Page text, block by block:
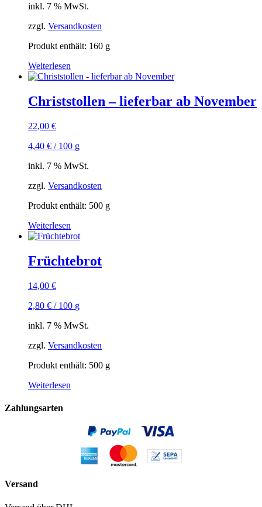
inkl. 7 % MwSt.
zzgl. Versandkosten
Produkt enthält: 160 g
Weiterlesen
Christstollen – lieferbar ab November
22,00 €
4,40 € / 100 g
inkl. 7 % MwSt.
zzgl. Versandkosten
Produkt enthält: 500 g
Weiterlesen
Früchtebrot
14,00 €
2,80 € / 100 g
inkl. 7 % MwSt.
zzgl. Versandkosten
Produkt enthält: 500 g
Weiterlesen
Zahlungsarten
Versand